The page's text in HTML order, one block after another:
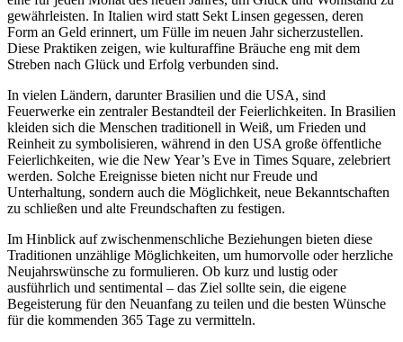
gewährleisten. In Italien wird statt Sekt Linsen gegessen, deren
Form an Geld erinnert, um Fülle im neuen Jahr sicherzustellen.
Diese Praktiken zeigen, wie kulturaffine Bräuche eng mit dem
Streben nach Glück und Erfolg verbunden sind.
In vielen Ländern, darunter Brasilien und die USA, sind
Feuerwerke ein zentraler Bestandteil der Feierlichkeiten. In Brasilien
kleiden sich die Menschen traditionell in Weiß, um Frieden und
Reinheit zu symbolisieren, während in den USA große öffentliche
Feierlichkeiten, wie die New Year’s Eve in Times Square, zelebriert
werden. Solche Ereignisse bieten nicht nur Freude und
Unterhaltung, sondern auch die Möglichkeit, neue Bekanntschaften
zu schließen und alte Freundschaften zu festigen.
Im Hinblick auf zwischenmenschliche Beziehungen bieten diese
Traditionen unzählige Möglichkeiten, um humorvolle oder herzliche
Neujahrswünsche zu formulieren. Ob kurz und lustig oder
ausführlich und sentimental – das Ziel sollte sein, die eigene
Begeisterung für den Neuanfang zu teilen und die besten Wünsche
für die kommenden 365 Tage zu vermitteln.